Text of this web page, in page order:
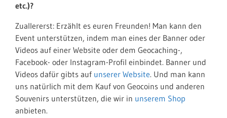
etc.)?
Zuallererst: Erzählt es euren Freunden! Man kann den
Event unterstützen, indem man eines der Banner oder
Videos auf einer Website oder dem Geocaching-,
Facebook- oder Instagram-Profil einbindet. Banner und
Videos dafür gibts auf unserer Website. Und man kann
uns natürlich mit dem Kauf von Geocoins und anderen
Souvenirs unterstützen, die wir in unserem Shop
anbieten.